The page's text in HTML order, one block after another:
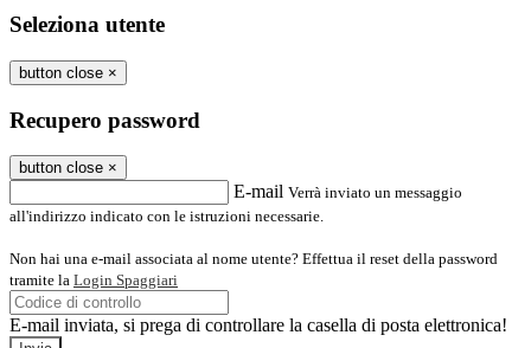
Seleziona utente
button close ×
Recupero password
button close ×
E-mail Verrà inviato un messaggio
all'indirizzo indicato con le istruzioni necessarie.
Non hai una e-mail associata al nome utente? Effettua il reset della password
tramite la Login Spaggiari
E-mail inviata, si prega di controllare la casella di posta elettronica!